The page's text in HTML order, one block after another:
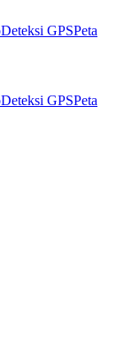
Deteksi GPSPeta
Deteksi GPSPeta